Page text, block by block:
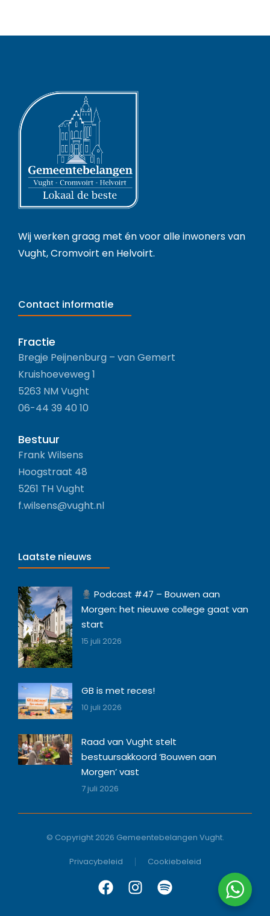
Wij werken graag met én voor alle inwoners van
Vught, Cromvoirt en Helvoirt.
Contact informatie
Fractie
Bregje Peijnenburg – van Gemert
Kruishoeveweg 1
5263 NM Vught
06-44 39 40 10
Bestuur
Frank Wilsens
Hoogstraat 48
5261 TH Vught
f.wilsens@vught.nl
Laatste nieuws
Podcast #47 – Bouwen aan
Morgen: het nieuwe college gaat van
start
15 juli 2026
GB is met reces!
10 juli 2026
Raad van Vught stelt
bestuursakkoord ‘Bouwen aan
Morgen’ vast
7 juli 2026
© Copyright 2026 Gemeentebelangen Vught.
Privacybeleid Cookiebeleid